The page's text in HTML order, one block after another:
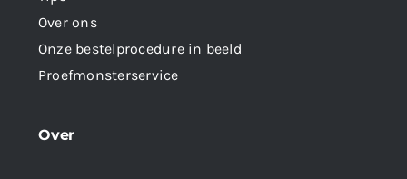
Over ons
Onze bestelprocedure in beeld
Proefmonsterservice
Over